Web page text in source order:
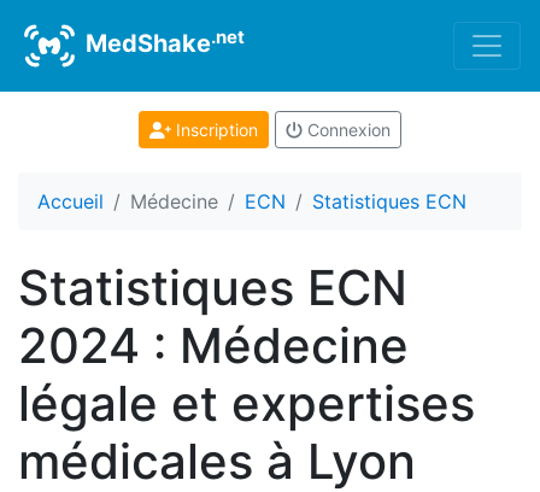
MedShake.net
Inscription Connexion
Accueil Médecine ECN Statistiques ECN
Statistiques ECN
2024 : Médecine
légale et expertises
médicales à Lyon